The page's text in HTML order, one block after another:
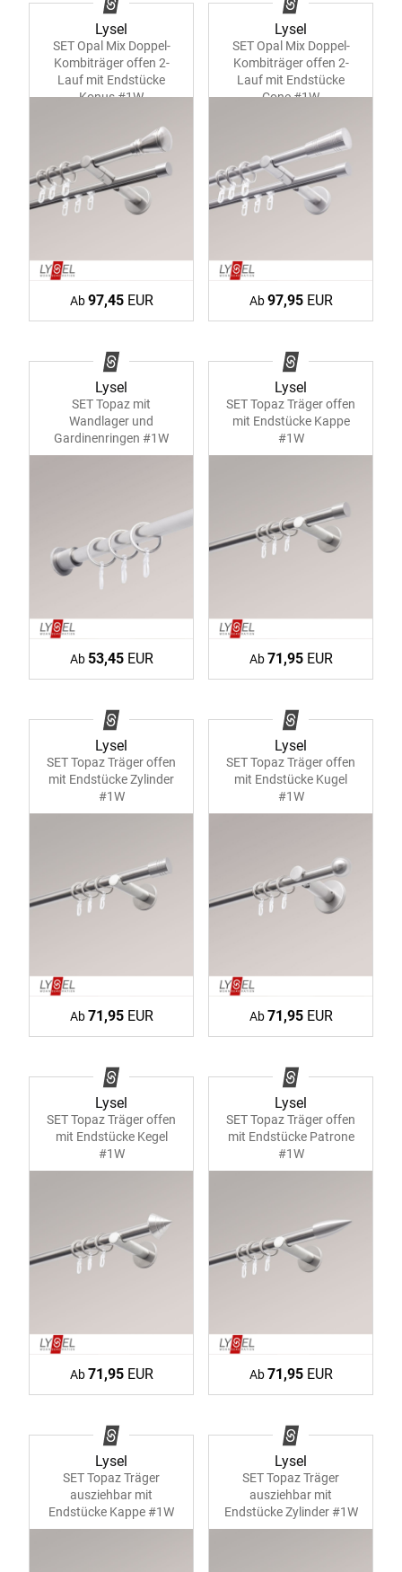
Lysel
SET Opal Mix Doppel-
Kombiträger offen 2-
Lauf mit Endstücke
Konus #1W
Ab97,45EUR
Lysel
SET Opal Mix Doppel-
Kombiträger offen 2-
Lauf mit Endstücke
Cone #1W
Ab97,95EUR
Lysel
SET Topaz mit
Wandlager und
Gardinenringen #1W
Ab 53,45EUR
Lysel
SET Topaz Träger offen
mit Endstücke Kappe
#1W
Ab71,95EUR
Lysel
SET Topaz Träger offen
mit Endstücke Zylinder
#1W
Ab71,95EUR
Lysel
SET Topaz Träger offen
mit Endstücke Kugel
#1W
Ab71,95EUR
Lysel
SET Topaz Träger offen
mit Endstücke Kegel
#1W
Ab71,95EUR
Lysel
SET Topaz Träger offen
mit Endstücke Patrone
#1W
Ab71,95EUR
Lysel
SET Topaz Träger
ausziehbar mit
Endstücke Kappe #1W
Lysel
SET Topaz Träger
ausziehbar mit
Endstücke Zylinder #1W